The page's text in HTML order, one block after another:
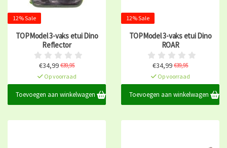
12% Sale
TOPModel 3-vaks etui Dino
Reflector
€34,99 €39,95
Op voorraad
Toevoegen aan winkelwagen
12% Sale
TOPModel 3-vaks etui Dino
ROAR
€34,99 €39,95
Op voorraad
Toevoegen aan winkelwagen